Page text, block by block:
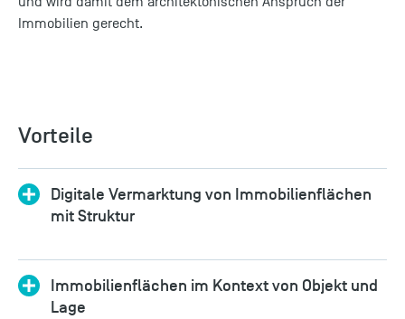
Immobilien gerecht.
Vorteile
Digitale Vermarktung von Immobilienflächen
mit Struktur
Immobilienflächen im Kontext von Objekt und
Lage